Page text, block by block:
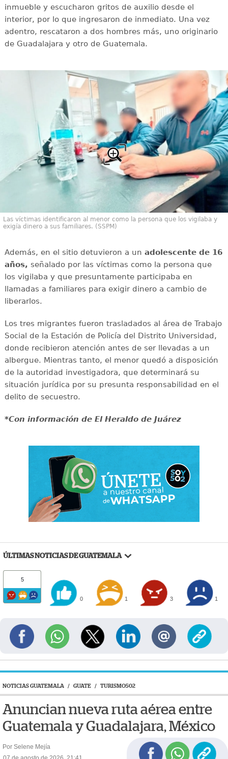
inmueble y escucharon gritos de auxilio desde el
interior, por lo que ingresaron de inmediato. Una vez
adentro, rescataron a dos hombres más, uno originario
de Guadalajara y otro de Guatemala.
Las víctimas identificaron al menor como la persona que los vigilaba y
exigía dinero a sus familiares. (SSPM)
Además, en el sitio detuvieron a un adolescente de 16
años, señalado por las víctimas como la persona que
los vigilaba y que presuntamente participaba en
llamadas a familiares para exigir dinero a cambio de
liberarlos.
Los tres migrantes fueron trasladados al área de Trabajo
Social de la Estación de Policía del Distrito Universidad,
donde recibieron atención antes de ser llevadas a un
albergue. Mientras tanto, el menor quedó a disposición
de la autoridad investigadora, que determinará su
situación jurídica por su presunta responsabilidad en el
delito de secuestro.
*Con información de El Heraldo de Juárez
ÚLTIMAS NOTICIAS DE GUATEMALA
5
0 1 3 1
NOTICIAS GUATEMALA / GUATE / TURISMO502
Anuncian nueva ruta aérea entre
Guatemala y Guadalajara, México
Por Selene Mejía